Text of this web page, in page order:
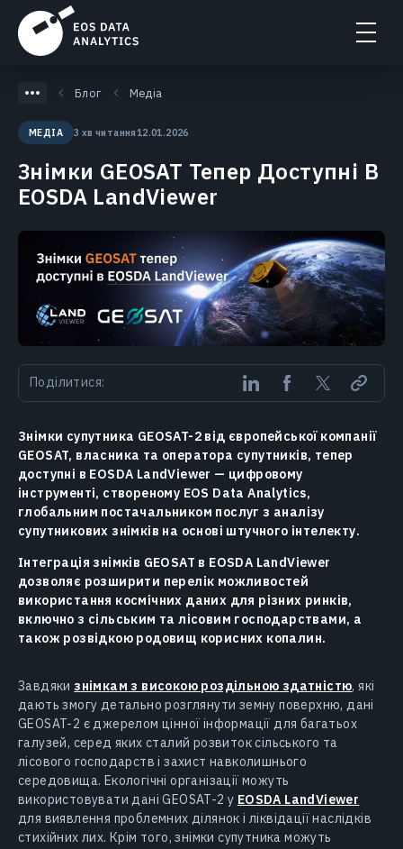
Блог Медіа
МЕДІА 3 хв читання12.01.2026
Знімки GEOSAT Тепер Доступні В
EOSDA LandViewer
Поділитися:
Знімки супутника GEOSAT-2 від європейської компанії
GEOSAT, власника та оператора супутників, тепер
доступні в EOSDA LandViewer — цифровому
інструменті, створеному EOS Data Analytics,
глобальним постачальником послуг з аналізу
супутникових знімків на основі штучного інтелекту.
Інтеграція знімків GEOSAT в EOSDA LandViewer
дозволяє розширити перелік можливостей
використання космічних даних для різних ринків,
включно з сільським та лісовим господарствами, а
також розвідкою родовищ корисних копалин.
Завдякизнімкам з високою роздільною здатністю, які
дають змогу детально розглянути земну поверхню, дані
GEOSAT-2 є джерелом цінної інформації для багатьох
галузей, серед яких сталий розвиток сільського та
лісового господарств і захист навколишнього
середовища. Екологічні організації можуть
використовувати дані GEOSAT-2 у EOSDA LandViewer
для виявлення проблемних ділянок і ліквідації наслідків
стихійних лих. Крім того, знімки супутника можуть